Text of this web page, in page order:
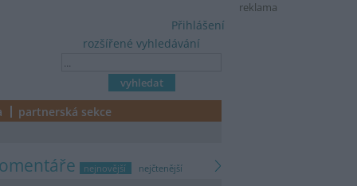
reklama
rozšířené vyhledávání
Přihlášení
partnerská sekce
nejnovější nejčtenější